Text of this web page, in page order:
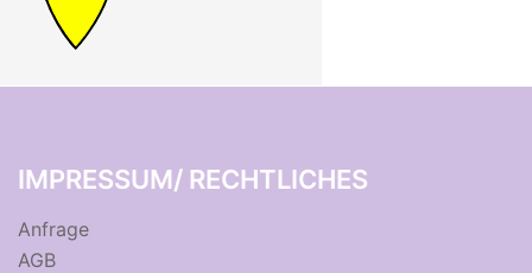
IMPRESSUM/ RECHTLICHES
Anfrage
AGB